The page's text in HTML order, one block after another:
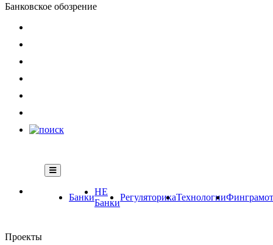
Банковское обозрение
Банки
НЕ
Банки
РегуляторикаТехнологии
Проекты